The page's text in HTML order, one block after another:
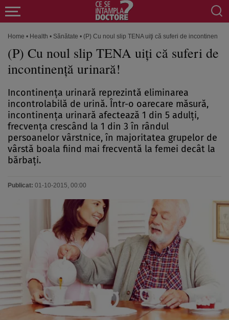
Home • Health • Sănătate • (P) Cu noul slip TENA uiţi că suferi de incontinenţă
(P) Cu noul slip TENA uiţi că suferi de
incontinenţă urinară!
Incontinenţa urinară reprezintă eliminarea
incontrolabilă de urină. Într-o oarecare măsură,
incontinenţa urinară afectează 1 din 5 adulţi,
frecvenţa crescând la 1 din 3 în rândul
persoanelor vârstnice, în majoritatea grupelor de
vârstă boala fiind mai frecventă la femei decât la
bărbaţi.
Publicat: 01-10-2015, 00:00